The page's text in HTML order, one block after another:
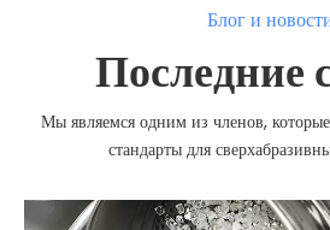
Блог и
Последние
Мы являемся одним из членов,
стандарты для